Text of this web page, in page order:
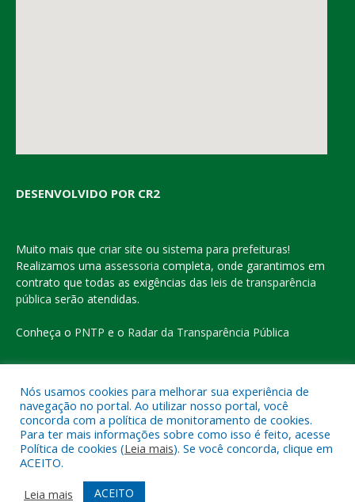
DESENVOLVIDO POR CR2
Muito mais que criar site ou sistema para prefeituras!
Realizamos uma assessoria completa, onde garantimos em
contrato que todas as exigências das leis de transparência
pública serão atendidas.
Conheça o PNTP e o Radar da Transparência Pública
Todos os direitos reservados a Prefeitura Municipal de Eldorado
do Carajás
Mapa do Site
Acessar o Webmail
Nós usamos cookies para melhorar sua experiência de
navegação no portal. Ao utilizar nosso portal, você
concorda com a política de monitoramento de cookies.
Para ter mais informações sobre como isso é feito, acesse
Política de cookies (Leia mais). Se você concorda, clique em
ACEITO.
Leia mais
ACEITO